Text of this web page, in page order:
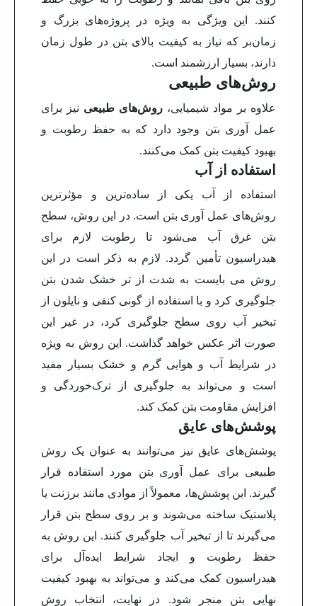
کنند. این ویژگی به ویژه در پروژه‌های بزرگ و
زمان‌بر که نیاز به کیفیت بالای بتن در طول زمان
دارند، بسیار ارزشمند است.
روش‌های طبیعی
علاوه بر مواد شیمیایی، روش‌های طبیعی نیز برای
عمل آوری بتن وجود دارد که به حفظ رطوبت و
بهبود کیفیت بتن کمک می‌کنند.
استفاده از آب
استفاده از آب یکی از ساده‌ترین و مؤثرترین
روش‌های عمل آوری بتن است. در این روش، سطح
بتن غرق آب می‌شود تا رطوبت لازم برای
هیدراسیون تأمین گردد. لازم به ذکر است در این
روش می بایست به شدت از تر خشک شدن بتن
جلوگیری کرد و با استفاده از گونی کنفی و نایلون از
تبخیر آب روی سطح جلوگیری کرد، در غیر این
صورت اثر عکس خواهد گذاشت. این روش به ویژه
در شرایط آب و هوایی گرم و خشک بسیار مفید
است و می‌تواند به جلوگیری از ترک‌خوردگی و
افزایش مقاومت بتن کمک کند.
پوشش‌های عایق
پوشش‌های عایق نیز می‌توانند به عنوان یک روش
طبیعی برای عمل آوری بتن مورد استفاده قرار
گیرند. این پوشش‌ها، معمولاً از موادی مانند برزنت یا
پلاستیک ساخته می‌شوند و بر روی سطح بتن قرار
می‌گیرند تا از تبخیر آب جلوگیری کنند. این روش به
حفظ رطوبت و ایجاد شرایط ایده‌آل برای
هیدراسیون کمک می‌کند و می‌تواند به بهبود کیفیت
نهایی بتن منجر شود.
در نهایت، انتخاب روش